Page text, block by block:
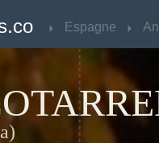
Espagne
Espagne